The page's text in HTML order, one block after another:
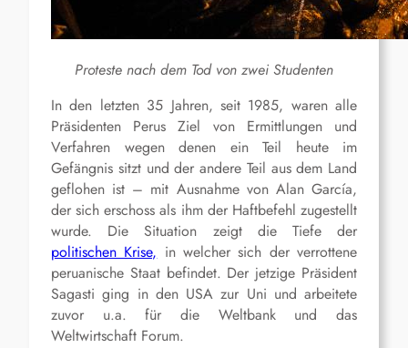
Proteste nach dem Tod von zwei Studenten
In den letzten 35 Jahren, seit 1985, waren alle
Präsidenten Perus Ziel von Ermittlungen und
Verfahren wegen denen ein Teil heute im
Gefängnis sitzt und der andere Teil aus dem Land
geflohen ist – mit Ausnahme von Alan García,
der sich erschoss als ihm der Haftbefehl zugestellt
wurde. Die Situation zeigt die Tiefe der
politischen Krise, in welcher sich der verrottene
peruanische Staat befindet. Der jetzige Präsident
Sagasti ging in den USA zur Uni und arbeitete
zuvor u.a. für die Weltbank und das
Weltwirtschaft Forum.